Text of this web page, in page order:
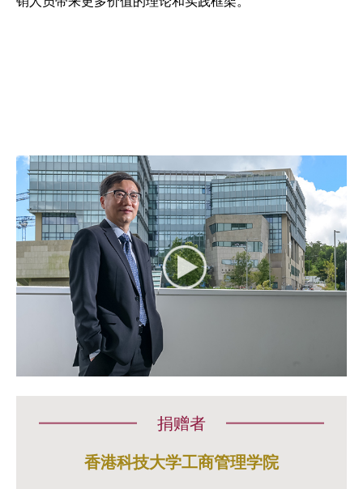
捐赠者
香港科技大学工商管理学院